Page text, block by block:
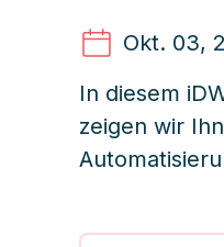
Okt. 03,
In diesem
zeigen wir